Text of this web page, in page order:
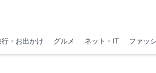
行・お出かけ グルメ ネット・IT ファッ